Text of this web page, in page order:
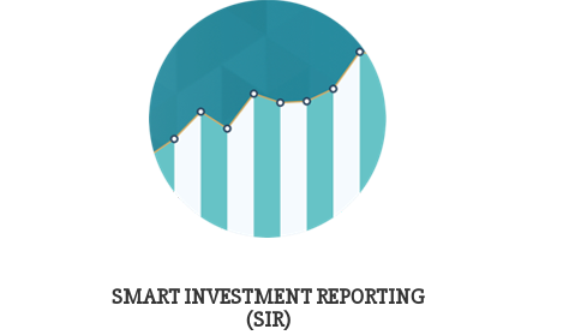
SMART INVESTMENT REPORTING
(SIR)